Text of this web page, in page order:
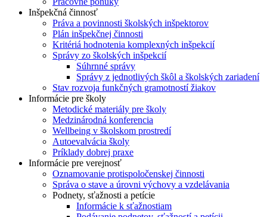
Inšpekčná činnosť
Práva a povinnosti školských inšpektorov
Plán inšpekčnej činnosti
Kritériá hodnotenia komplexných inšpekcií
Správy zo školských inšpekcií
Súhrnné správy
Správy z jednotlivých škôl a školských zariadení
Stav rozvoja funkčných gramotností žiakov
Informácie pre školy
Metodické materiály pre školy
Medzinárodná konferencia
Wellbeing v školskom prostredí
Autoevalvácia školy
Príklady dobrej praxe
Informácie pre verejnosť
Oznamovanie protispoločenskej činnosti
Správa o stave a úrovni výchovy a vzdelávania
Podnety, sťažnosti a petície
Informácie k sťažnostiam